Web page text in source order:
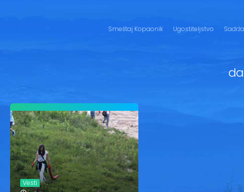
Smeštaj Kopaonik Ugostiteljstvo
Vesti